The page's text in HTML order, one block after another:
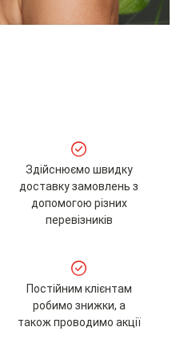
Здійснюємо швидку
доставку замовлень з
допомогою різних
перевізників
Постійним клієнтам
робимо знижки, а
також проводимо акції